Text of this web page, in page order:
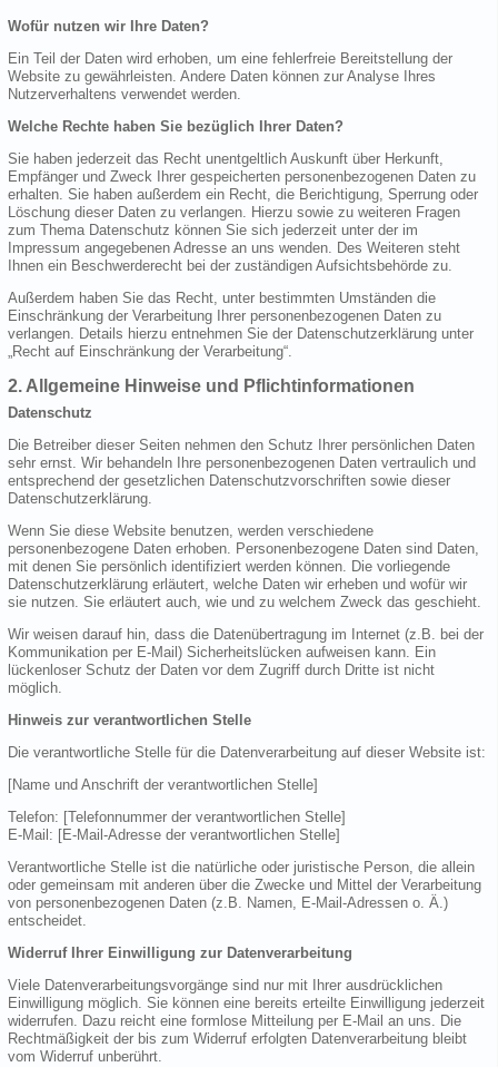
Wofür nutzen wir Ihre Daten?
Ein Teil der Daten wird erhoben, um eine fehlerfreie Bereitstellung der
Website zu gewährleisten. Andere Daten können zur Analyse Ihres
Nutzerverhaltens verwendet werden.
Welche Rechte haben Sie bezüglich Ihrer Daten?
Sie haben jederzeit das Recht unentgeltlich Auskunft über Herkunft,
Empfänger und Zweck Ihrer gespeicherten personenbezogenen Daten zu
erhalten. Sie haben außerdem ein Recht, die Berichtigung, Sperrung oder
Löschung dieser Daten zu verlangen. Hierzu sowie zu weiteren Fragen
zum Thema Datenschutz können Sie sich jederzeit unter der im
Impressum angegebenen Adresse an uns wenden. Des Weiteren steht
Ihnen ein Beschwerderecht bei der zuständigen Aufsichtsbehörde zu.
Außerdem haben Sie das Recht, unter bestimmten Umständen die
Einschränkung der Verarbeitung Ihrer personenbezogenen Daten zu
verlangen. Details hierzu entnehmen Sie der Datenschutzerklärung unter
„Recht auf Einschränkung der Verarbeitung“.
2. Allgemeine Hinweise und Pflichtinformationen
Datenschutz
Die Betreiber dieser Seiten nehmen den Schutz Ihrer persönlichen Daten
sehr ernst. Wir behandeln Ihre personenbezogenen Daten vertraulich und
entsprechend der gesetzlichen Datenschutzvorschriften sowie dieser
Datenschutzerklärung.
Wenn Sie diese Website benutzen, werden verschiedene
personenbezogene Daten erhoben. Personenbezogene Daten sind Daten,
mit denen Sie persönlich identifiziert werden können. Die vorliegende
Datenschutzerklärung erläutert, welche Daten wir erheben und wofür wir
sie nutzen. Sie erläutert auch, wie und zu welchem Zweck das geschieht.
Wir weisen darauf hin, dass die Datenübertragung im Internet (z.B. bei der
Kommunikation per E-Mail) Sicherheitslücken aufweisen kann. Ein
lückenloser Schutz der Daten vor dem Zugriff durch Dritte ist nicht
möglich.
Hinweis zur verantwortlichen Stelle
Die verantwortliche Stelle für die Datenverarbeitung auf dieser Website ist:
[Name und Anschrift der verantwortlichen Stelle]
Telefon: [Telefonnummer der verantwortlichen Stelle]
E-Mail: [E-Mail-Adresse der verantwortlichen Stelle]
Verantwortliche Stelle ist die natürliche oder juristische Person, die allein
oder gemeinsam mit anderen über die Zwecke und Mittel der Verarbeitung
von personenbezogenen Daten (z.B. Namen, E-Mail-Adressen o. Ä.)
entscheidet.
Widerruf Ihrer Einwilligung zur Datenverarbeitung
Viele Datenverarbeitungsvorgänge sind nur mit Ihrer ausdrücklichen
Einwilligung möglich. Sie können eine bereits erteilte Einwilligung jederzeit
widerrufen. Dazu reicht eine formlose Mitteilung per E-Mail an uns. Die
Rechtmäßigkeit der bis zum Widerruf erfolgten Datenverarbeitung bleibt
vom Widerruf unberührt.